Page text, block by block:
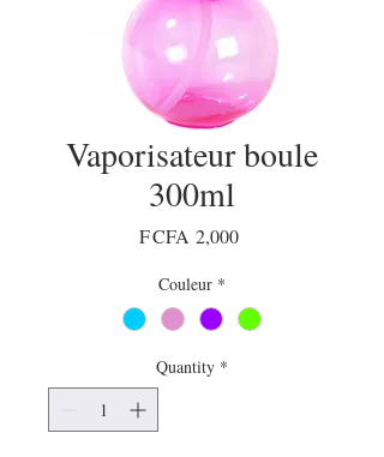
Vaporisateur boule
300ml
F CFA 2,000Price
Couleur *
Quantity *